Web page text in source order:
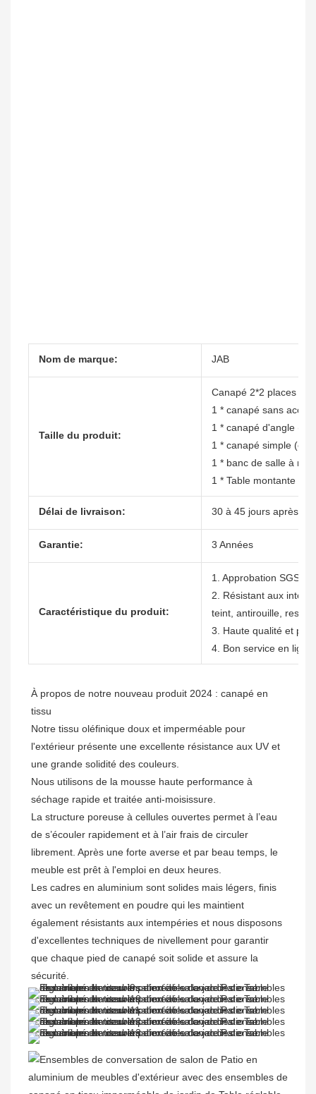
Nom de marque: JAB
Taille du produit:
Canapé 2*2 places
1 * canapé sans
1 * canapé d'angle
1 * canapé simple
1 * banc de salle à
1 * Table montante
Délai de livraison: 30 à 45 jours après
Garantie: 3 Années
Caractéristique du produit:
1. Approbation SGS
2. Résistant aux
teint, antirouille,
3. Haute qualité et prix
4. Bon service en ligne
À propos de notre nouveau produit 2024 : canapé en
tissu
Notre tissu oléfinique doux et imperméable pour
l'extérieur présente une excellente résistance aux UV et
une grande solidité des couleurs.
Nous utilisons de la mousse haute performance à
séchage rapide et traitée anti-moisissure.
La structure poreuse à cellules ouvertes permet à l’eau
de s’écouler rapidement et à l’air frais de circuler
librement. Après une forte averse et par beau temps, le
meuble est prêt à l'emploi en deux heures.
Les cadres en aluminium sont solides mais légers, finis
avec un revêtement en poudre qui les maintient
également résistants aux intempéries et nous disposons
d'excellentes techniques de nivellement pour garantir
que chaque pied de canapé soit solide et assure la